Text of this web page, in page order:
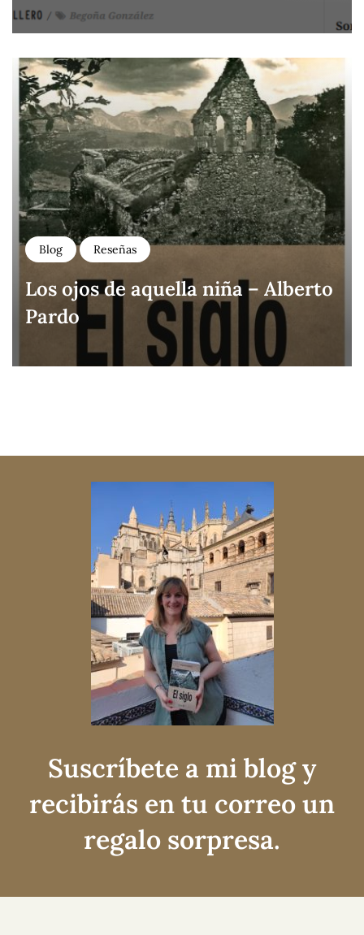
Blog Reseñas
Los ojos de aquella niña – Alberto
Pardo
Suscríbete a mi blog y
recibirás en tu correo un
regalo sorpresa.